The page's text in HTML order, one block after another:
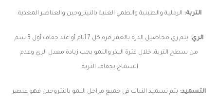
التربة: الرملية والطينية والطمي الغنية بالنيتروجين والعناصر المغذية.
الري: يتم ري محاصيل الذرة بالغمر مرة كل 7 أيام أو عند جفاف أول 3 سم
من سطح التربة. خلال فترة البذر والنمو يجب زيادة معدل الري وعدم
السماح بجفاف التربة.
التسميد: يتم تسميد النبات في جميع مراحل النمو بالنتروجين فهو عنصر